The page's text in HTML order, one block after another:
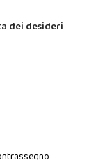
dei desideri